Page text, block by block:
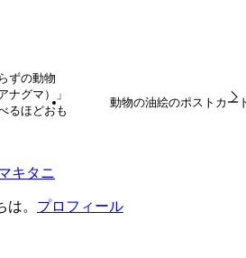
ずの動物
ナグマ）」
るほどおも
動物の油絵のポストカー
キタニ
。 プロフィール